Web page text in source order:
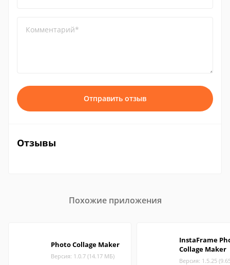
Комментарий*
Отправить отзыв
Отзывы
Похожие приложения
Photo Collage Maker
Версия: 1.0.7 (14.17 МБ)
InstaFrame
Collage Maker
Версия: 1.5.25